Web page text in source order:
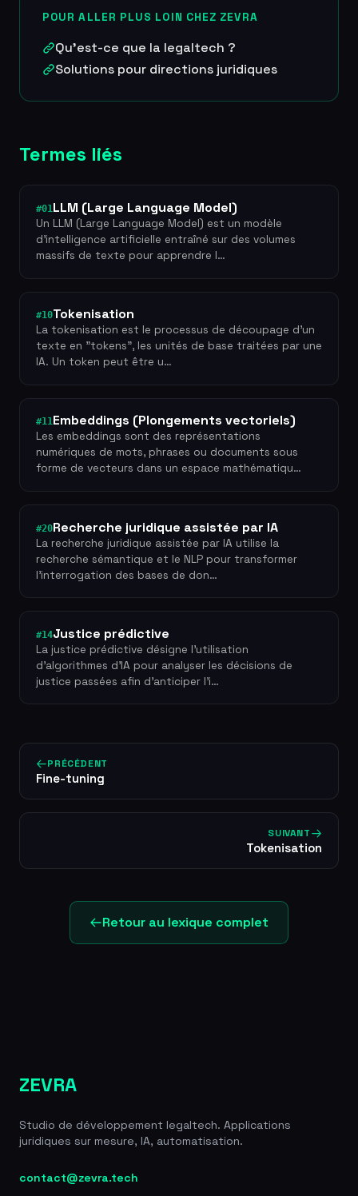
POUR ALLER PLUS LOIN CHEZ ZEVRA
Qu'est-ce que la legaltech ?
Solutions pour directions juridiques
Termes liés
#01LLM (Large Language Model)
Un LLM (Large Language Model) est un modèle
d'intelligence artificielle entraîné sur des volumes
massifs de texte pour apprendre l…
#10Tokenisation
La tokenisation est le processus de découpage d'un
texte en "tokens", les unités de base traitées par une
IA. Un token peut être u…
#11Embeddings (Plongements vectoriels)
Les embeddings sont des représentations
numériques de mots, phrases ou documents sous
forme de vecteurs dans un espace mathématiqu…
#20Recherche juridique assistée par IA
La recherche juridique assistée par IA utilise la
recherche sémantique et le NLP pour transformer
l'interrogation des bases de don…
#14Justice prédictive
La justice prédictive désigne l'utilisation
d'algorithmes d'IA pour analyser les décisions de
justice passées afin d'anticiper l'i…
PRÉCÉDENT
Fine-tuning
SUIVANT
Tokenisation
Retour au lexique complet
ZEVRA
Studio de développement legaltech. Applications
juridiques sur mesure, IA, automatisation.
contact@zevra.tech